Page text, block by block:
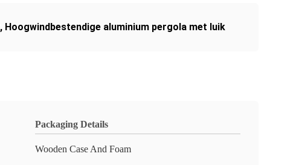
, Hoogwindbestendige aluminium pergola met luik
Packaging Details
Wooden Case And Foam